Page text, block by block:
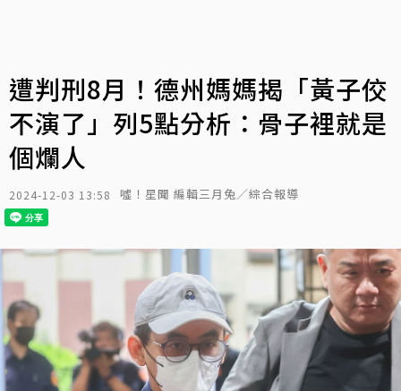
遭判刑8月！德州媽媽揭「黃子佼
不演了」列5點分析：骨子裡就是
個爛人
2024-12-03 13:58 噓！星聞 編輯三月兔／綜合報導